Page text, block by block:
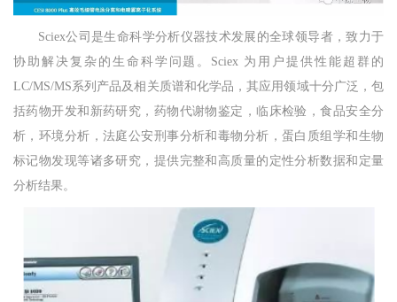
Sciex公司是生命科学分析仪器技术发展的全球领导者，致力于
协助解决复杂的生命科学问题。Sciex 为用户提供性能超群的
LC/MS/MS系列产品及相关质谱和化学品，其应用领域十分广泛，包
括药物开发和新药研究，药物代谢物鉴定，临床检验，食品安全分
析，环境分析，法庭公安刑事分析和毒物分析，蛋白质组学和生物
标记物发现等诸多研究，提供完整和高质量的定性分析数据和定量
分析结果。